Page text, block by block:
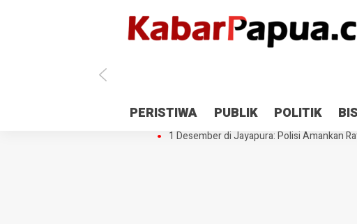
PERISTIWA PUBLIK POLITIK
Antisipasi 1 Desember, TNI Polri Patroli
Gedung Perpustakaan SMPN 5 Sentani
1 Desember di Jayapura: Polisi Amankan